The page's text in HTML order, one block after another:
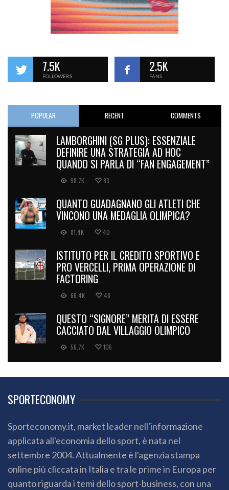
7.5K
FOLLOWERS
2.5K
FANS
POPULAR RECENT COMMENTS
LAMBORGHINI (SG PLUS): ESSENZIALE
DEFINIRE UNA STRATEGIA AD HOC
QUANDO SI PARLA DI “FAN ENGAGEMENT”
98.7K 83
QUANTO GUADAGNANO GLI ATLETI CHE
VINCONO UNA MEDAGLIA OLIMPICA?
81.4K 40
ISTITUTO PER IL CREDITO SPORTIVO E
PRO VERCELLI, PRIMA OPERAZIONE DI
FACTORING
66.4K 48
QUESTO “SIGNORE” MERITA DI ESSERE
CACCIATO DAL VILLAGGIO OLIMPICO
56.7K 106
SPORTECONOMY
Sporteconomy.it, market leader nell'informazione
applicata all'economia dello sport, è nata nel
settembre 2004. Attualmente è l'agenzia stampa
online più cliccata in Italia e tra le prime in Europa per
quanto riguarda i temi dello sport-business, con una